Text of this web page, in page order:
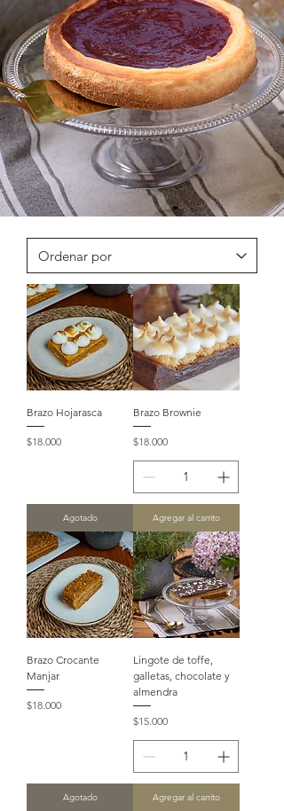
Brazo Hojarasca
Precio
$18.000
Agotado
Brazo Brownie
Precio
$18.000
Agregar al carrito
Brazo Crocante
Manjar
Precio
$18.000
Agotado
Lingote de toffe,
galletas, chocolate y
almendra
Precio
$15.000
Agregar al carrito